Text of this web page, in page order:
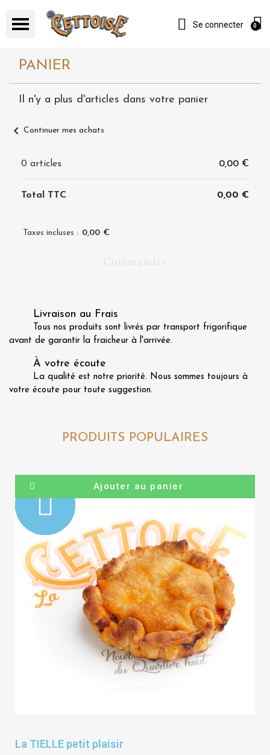
Se connecter
PANIER
Il n'y a plus d'articles dans votre panier
chevron_left Continuer mes achats
0 articles 0,00 €
Total TTC 0,00 €
Taxes incluses : 0,00 €
Commander
Livraison au Frais
Tous nos produits sont livrés par transport frigorifique
avant de garantir la fraicheur à l'arrivée.
À votre écoute
La qualité est notre priorité. Nous sommes toujours à
votre écoute pour toute suggestion.
PRODUITS POPULAIRES
Ajouter au panier
La TIELLE petit plaisir